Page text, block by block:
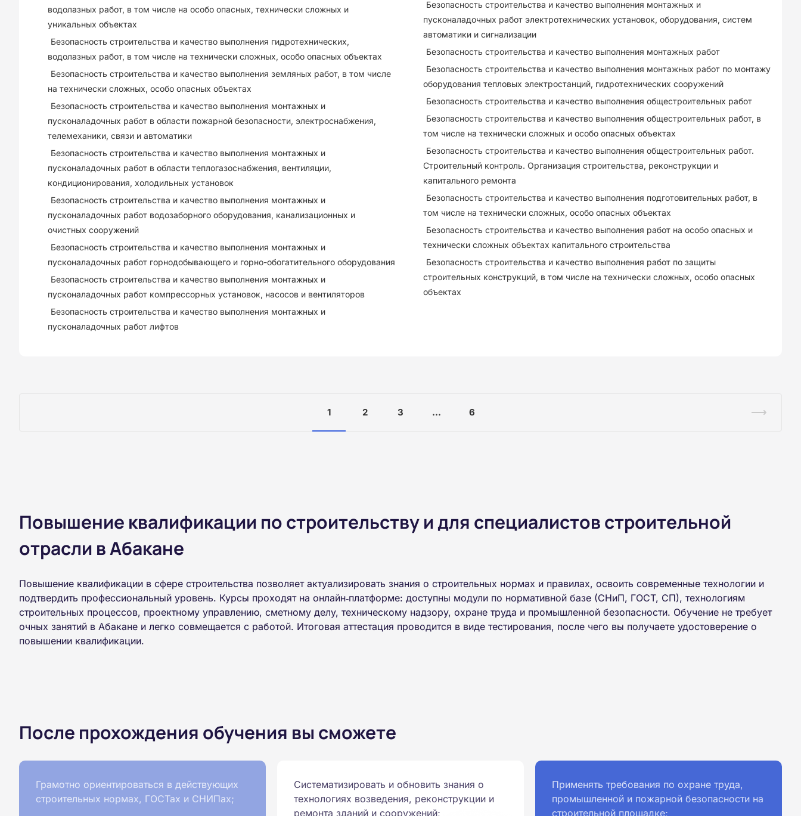
водолазных работ, в том числе на особо опасных, технически сложных и
уникальных объектах
Безопасность строительства и качество выполнения гидротехнических,
водолазных работ, в том числе на технически сложных, особо опасных объектах
Безопасность строительства и качество выполнения земляных работ, в том числе
на технически сложных, особо опасных объектах
Безопасность строительства и качество выполнения монтажных и
пусконаладочных работ в области пожарной безопасности, электроснабжения,
телемеханики, связи и автоматики
Безопасность строительства и качество выполнения монтажных и
пусконаладочных работ в области теплогазоснабжения, вентиляции,
кондиционирования, холодильных установок
Безопасность строительства и качество выполнения монтажных и
пусконаладочных работ водозаборного оборудования, канализационных и
очистных сооружений
Безопасность строительства и качество выполнения монтажных и
пусконаладочных работ горнодобывающего и горно-обогатительного оборудования
Безопасность строительства и качество выполнения монтажных и
пусконаладочных работ компрессорных установок, насосов и вентиляторов
Безопасность строительства и качество выполнения монтажных и
пусконаладочных работ лифтов
Безопасность строительства и качество выполнения монтажных и
пусконаладочных работ электротехнических установок, оборудования, систем
автоматики и сигнализации
Безопасность строительства и качество выполнения монтажных работ
Безопасность строительства и качество выполнения монтажных работ по монтажу
оборудования тепловых электростанций, гидротехнических сооружений
Безопасность строительства и качество выполнения общестроительных работ
Безопасность строительства и качество выполнения общестроительных работ, в
том числе на технически сложных и особо опасных объектах
Безопасность строительства и качество выполнения общестроительных работ.
Строительный контроль. Организация строительства, реконструкции и
капитального ремонта
Безопасность строительства и качество выполнения подготовительных работ, в
том числе на технически сложных, особо опасных объектах
Безопасность строительства и качество выполнения работ на особо опасных и
технически сложных объектах капитального строительства
Безопасность строительства и качество выполнения работ по защиты
строительных конструкций, в том числе на технически сложных, особо опасных
объектах
1 2 3 ... 6
Повышение квалификации по строительству и для специалистов строительной
отрасли в Абакане
Повышение квалификации в сфере строительства позволяет актуализировать знания о строительных нормах и правилах, освоить современные технологии и
подтвердить профессиональный уровень. Курсы проходят на онлайн‑платформе: доступны модули по нормативной базе (СНиП, ГОСТ, СП), технологиям
строительных процессов, проектному управлению, сметному делу, техническому надзору, охране труда и промышленной безопасности. Обучение не требует
очных занятий в Абакане и легко совмещается с работой. Итоговая аттестация проводится в виде тестирования, после чего вы получаете удостоверение о
повышении квалификации.
После прохождения обучения вы сможете
Грамотно ориентироваться в действующих
строительных нормах, ГОСТах и СНИПах;
Систематизировать и обновить знания о
технологиях возведения, реконструкции и
ремонта зданий и сооружений;
Применять требования по охране труда,
промышленной и пожарной безопасности на
строительной площадке;